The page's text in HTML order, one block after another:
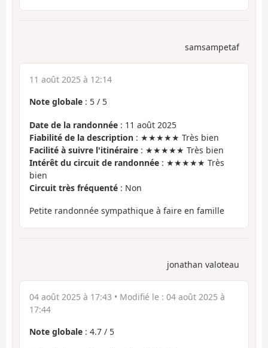
samsampetaf
11 août 2025 à 12:14
Note globale : 5 / 5
Date de la randonnée : 11 août 2025
Fiabilité de la description : ★★★★★ Très bien
Facilité à suivre l'itinéraire : ★★★★★ Très bien
Intérêt du circuit de randonnée : ★★★★★ Très
bien
Circuit très fréquenté : Non
Petite randonnée sympathique à faire en famille
jonathan valoteau
04 août 2025 à 17:43 • Modifié le : 04 août 2025 à
17:44
Note globale : 4.7 / 5